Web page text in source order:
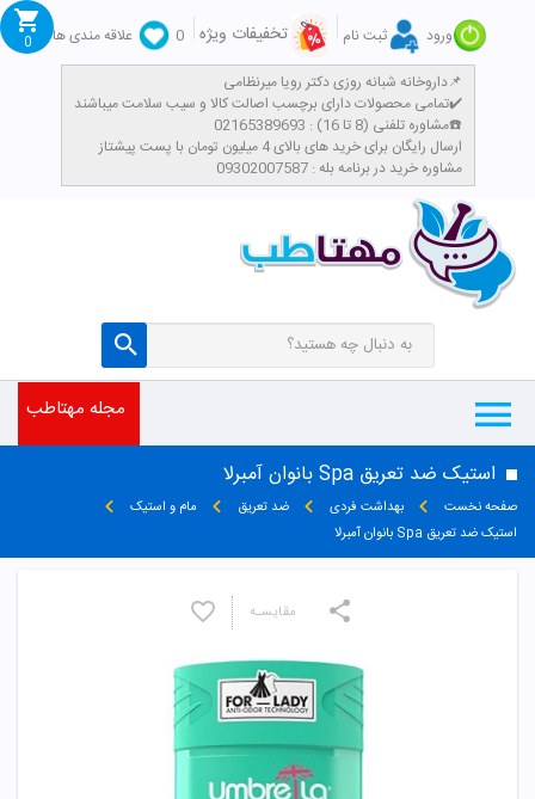
ورود ثبت نام تخفیفات ویژه 0
علاقه مندی ها
داروخانه شبانه روزی دکتر رویا میرنظامی📌
تمامی محصولات دارای برچسب اصالت کالا و سیب سلامت میباشند✔️
مشاوره تلفنی (8 تا 16) : 02165389693☎️
​ارسال رایگان برای خرید های بالای 4 میلیون تومان با پست پیشتاز
مشاوره خرید در برنامه بله : 09302007587
0
مجله مهتاطب
استیک ضد تعریق Spa بانوان آمبرلا
صفحه نخست بهداشت فردی ضد تعریق
مام و استیک
استیک ضد تعریق Spa بانوان آمبرلا
مقایسـه